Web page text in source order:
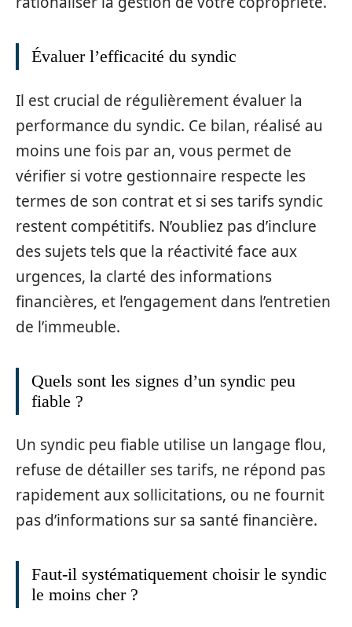
Évaluer l’efficacité du syndic
Il est crucial de régulièrement évaluer la
performance du syndic. Ce bilan, réalisé au
moins une fois par an, vous permet de
vérifier si votre gestionnaire respecte les
termes de son contrat et si ses tarifs syndic
restent compétitifs. N’oubliez pas d’inclure
des sujets tels que la réactivité face aux
urgences, la clarté des informations
financières, et l’engagement dans l’entretien
de l’immeuble.
Quels sont les signes d’un syndic peu
fiable ?
Un syndic peu fiable utilise un langage flou,
refuse de détailler ses tarifs, ne répond pas
rapidement aux sollicitations, ou ne fournit
pas d’informations sur sa santé financière.
Faut-il systématiquement choisir le syndic
le moins cher ?